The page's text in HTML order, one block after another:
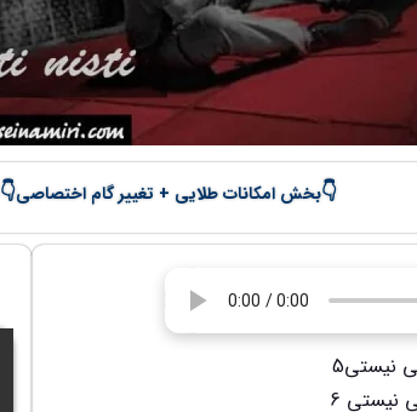
👇بخش امکانات طلایی + تغییر گام اختصاصی👇